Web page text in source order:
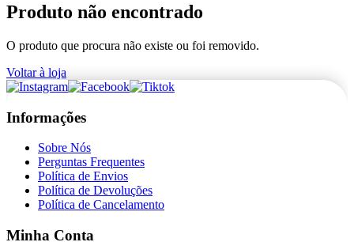
+de 36.000 reviews
Produto não encontrado
O produto que procura não existe ou foi removido.
Voltar à loja
Informações
Sobre Nós
Perguntas Frequentes
Política de Envios
Política de Devoluções
Política de Cancelamento
Minha Conta